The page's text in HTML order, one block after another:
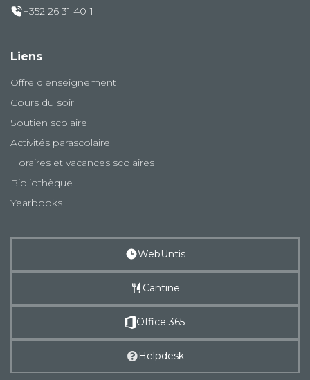
+352 26 31 40-1
Liens
Offre d'enseignement
Cours du soir
Soutien scolaire
Activités parascolaire
Horaires et vacances scolaires
Bibliothèque
Yearbooks
WebUntis
Cantine
Office 365
Helpdesk